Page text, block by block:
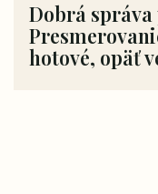
Dobrá
hotové, opäť